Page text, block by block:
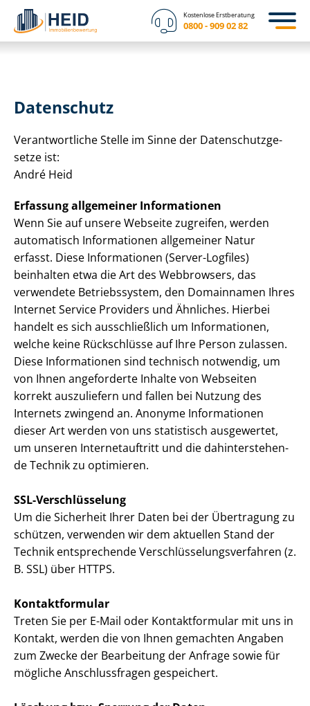
Kostenlose Erstberatung
0800 - 909 02 82
Datenschutz
Verantwortliche Stelle im Sinne der Da­ten­schutz­ge­
set­ze ist:
André Heid
Erfassung allgemeiner Informationen
Wenn Sie auf unsere Webseite zugreifen, werden
automatisch Informationen allgemeiner Natur
erfasst. Diese Informationen (Server-Logfiles)
beinhalten etwa die Art des Webbrowsers, das
verwendete Betriebssystem, den Domainnamen Ihres
Internet Service Providers und Ähnliches. Hierbei
handelt es sich ausschließlich um Informationen,
welche keine Rückschlüsse auf Ihre Person zulassen.
Diese Informationen sind technisch notwendig, um
von Ihnen angeforderte Inhalte von Webseiten
korrekt auszuliefern und fallen bei Nutzung des
Internets zwingend an. Anonyme Informationen
dieser Art werden von uns statistisch ausgewertet,
um unseren In­ter­net­auf­tritt und die da­hin­ter­ste­hen­
de Technik zu optimieren.
SSL-Verschlüsselung
Um die Sicherheit Ihrer Daten bei der Übertragung zu
schützen, verwenden wir dem aktuellen Stand der
Technik entsprechende Ver­schlüs­se­lungs­ver­fah­ren (z.
B. SSL) über HTTPS.
Kontaktformular
Treten Sie per E-Mail oder Kontaktformular mit uns in
Kontakt, werden die von Ihnen gemachten Angaben
zum Zwecke der Bearbeitung der Anfrage sowie für
mögliche Anschlussfragen gespeichert.